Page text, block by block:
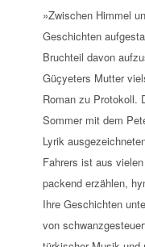
»Zwischen Himmel
Geschichten
Bruchteil davon
Güçyeters Mutter
Roman zu Protokoll.
Sommer mit dem
Lyrik
Fahrers ist aus
packend erzählen,
Ihre Geschichten
von